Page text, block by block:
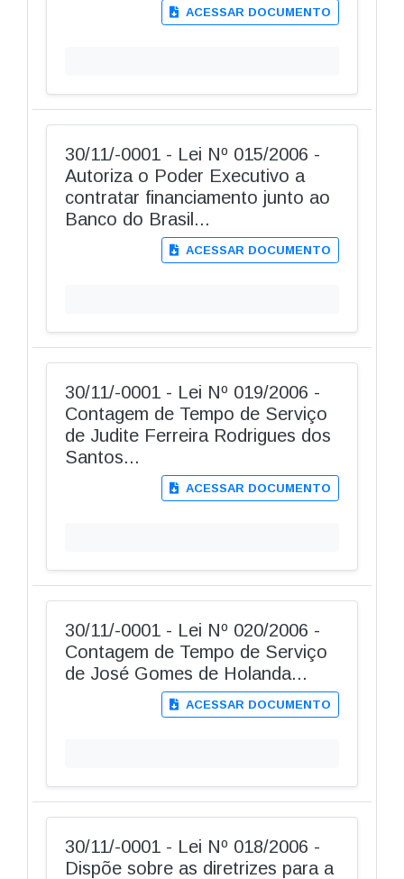
ACESSAR DOCUMENTO
30/11/-0001 - Lei Nº 015/2006 -
Autoriza o Poder Executivo a
contratar financiamento junto ao
Banco do Brasil...
ACESSAR DOCUMENTO
30/11/-0001 - Lei Nº 019/2006 -
Contagem de Tempo de Serviço
de Judite Ferreira Rodrigues dos
Santos...
ACESSAR DOCUMENTO
30/11/-0001 - Lei Nº 020/2006 -
Contagem de Tempo de Serviço
de José Gomes de Holanda...
ACESSAR DOCUMENTO
30/11/-0001 - Lei Nº 018/2006 -
Dispõe sobre as diretrizes para a